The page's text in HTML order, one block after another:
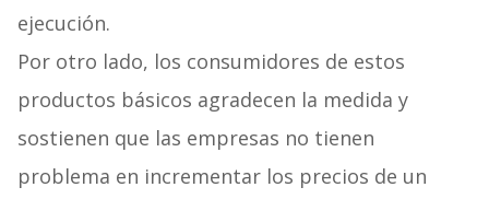
ejecución.
Por otro lado, los consumidores de estos
productos básicos agradecen la medida y
sostienen que las empresas no tienen
problema en incrementar los precios de un